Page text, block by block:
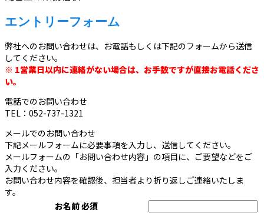
エントリーフォーム
弊社へのお問い合わせは、お電話もしくは下記のフォームから送信
してください。
※ 1営業日以内に連絡がない場合は、お手数ですが直接お電話くださ
い。
電話でのお問い合わせ
TEL：052-737-1321
メールでのお問い合わせ
下記メールフォームに必要事項を入力し、送信してください。
メールフォームの「お問い合わせ内容」の項目に、ご要望などをご
入力ください。
お問い合わせ内容を確認後、担当者より折り返しご連絡いたしま
す。
お名前必須